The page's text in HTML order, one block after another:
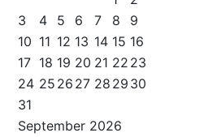
3
4 5 6 7 8
9
10 11 12 13 14 15 16
17 18 19 20 21 22 23
24 25 26 27 28 29 30
31
September 2026